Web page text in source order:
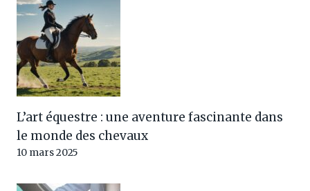
L’art équestre : une aventure fascinante dans
le monde des chevaux
10 mars 2025